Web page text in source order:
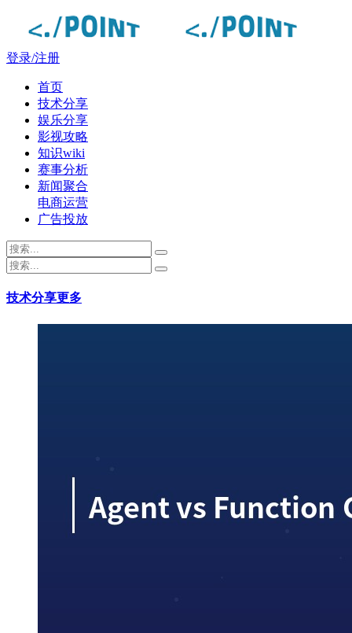
登录/注册
首页
技术分享
娱乐分享
影视攻略
知识wiki
赛事分析
新闻聚合
电商运营
广告投放
技术分享更多